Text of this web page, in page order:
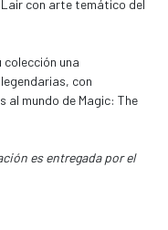
con arte temático del
una
con
mundo de Magic: The
es entregada por el